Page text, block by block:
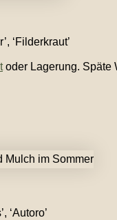
‘Filderkraut’
oder Lagerung. Späte
‘Autoro’